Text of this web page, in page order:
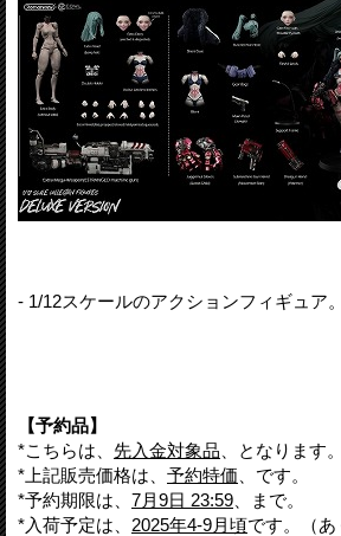
- 1/12スケールのアクションフィギュア。
【予約品】
*こちらは、 先入金対象品 、となります。
*上記販売価格は、 予約特価 、です。
*予約期限は、 7月9日 23:59 、まで。
*入荷予定は、 2025年4-9月頃です。（あ